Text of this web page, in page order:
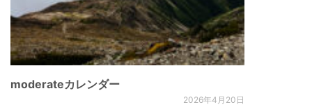
moderateカレンダー
2026年4月20日